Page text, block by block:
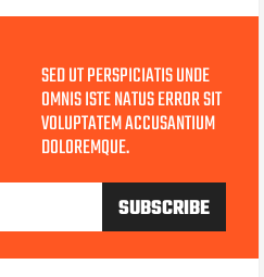
SED UT PERSPICIATIS UNDE
OMNIS ISTE NATUS ERROR SIT
VOLUPTATEM ACCUSANTIUM
DOLOREMQUE.